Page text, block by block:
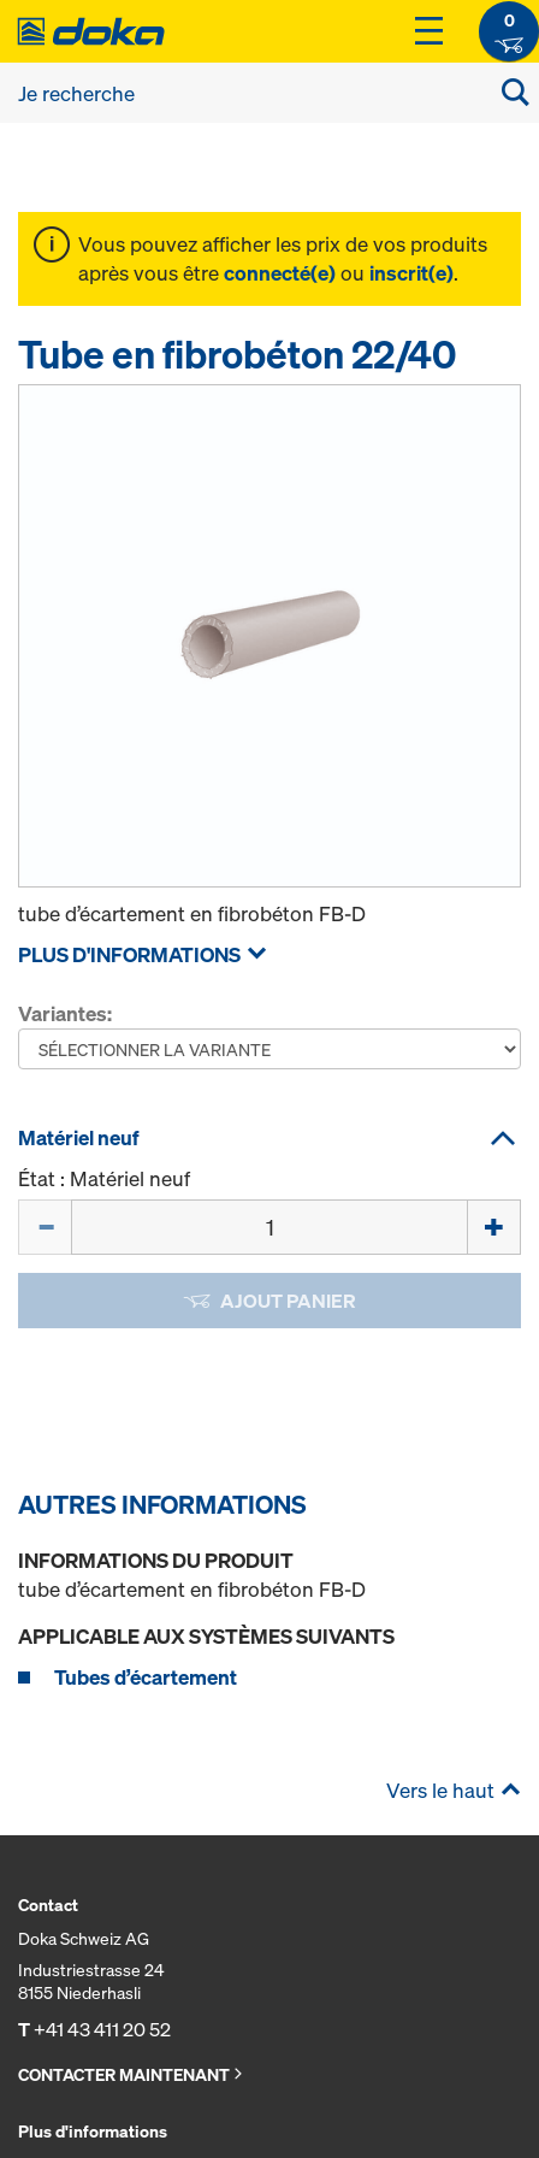
0
Vous pouvez afficher les prix de vos produits
après vous êtreconnecté(e)ou inscrit(e).
Tube en fibrobéton 22/40
tube d’écartement en fibrobéton FB-D
PLUS D'INFORMATIONS
Variantes:
Matériel neuf
État : Matériel neuf
AJOUT PANIER
AUTRES INFORMATIONS
INFORMATIONS DU PRODUIT
tube d’écartement en fibrobéton FB-D
APPLICABLE AUX SYSTÈMES SUIVANTS
Tubes d’écartement
Vers le haut
Contact
Doka Schweiz AG
Industriestrasse 24
8155 Niederhasli
T+41 43 411 20 52
CONTACTER MAINTENANT
Plus d'informations